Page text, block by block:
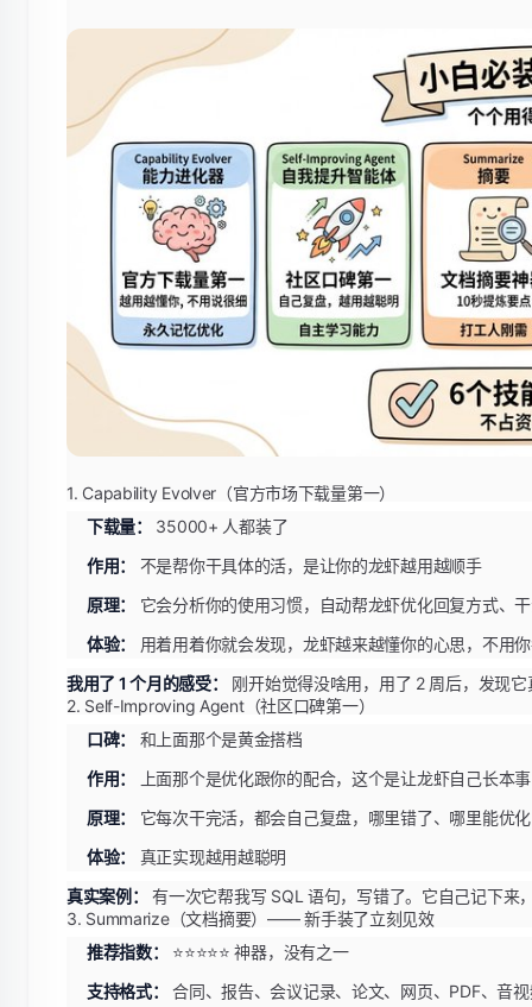
1. Capability Evolver（官方市场下载量第一）
下载量：
35000+ 人都装了
作用：
不是帮你干具体的活，是让你的龙虾越用越顺手
原理：
它会分析你的使用习惯，自动帮龙虾优化回复方式、
体验：
用着用着你就会发现，龙虾越来越懂你的心思，不用
我用了 1 个月的感受：
刚开始觉得没啥用，用了 2 周后，发现
2. Self-Improving Agent（社区口碑第一）
口碑：
和上面那个是黄金搭档
作用：
上面那个是优化跟你的配合，这个是让龙虾自己长本事
原理：
它每次干完活，都会自己复盘，哪里错了、哪里能优
体验：
真正实现越用越聪明
真实案例：
有一次它帮我写 SQL 语句，写错了。它自己记下来
3. Summarize（文档摘要）—— 新手装了立刻见效
推荐指数：
⭐⭐⭐⭐⭐ 神器，没有之一
支持格式：
合同、报告、会议记录、论文、网页、PDF、音